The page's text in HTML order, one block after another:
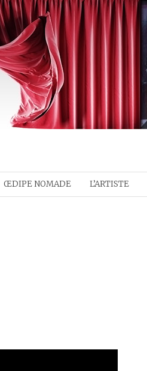
ŒDIPE NOMADE L’ARTISTE